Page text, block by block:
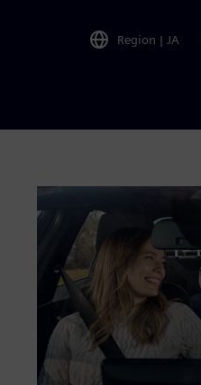
Region | JA